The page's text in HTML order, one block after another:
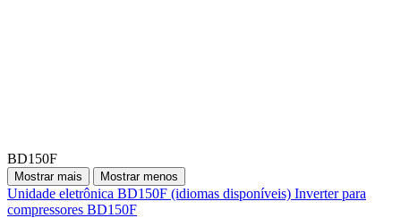
BD150F
Mostrar mais Mostrar menos
Unidade eletrônica BD150F (idiomas disponíveis) Inverter para
compressores BD150F